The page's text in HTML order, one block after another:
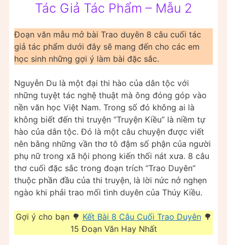
Tác Giả Tác Phẩm – Mẫu 2
Đoạn văn mẫu mở bài Trao duyên 8 câu cuối tác
giả tác phẩm dưới đây sẽ mang đến cho các em
học sinh những gợi ý làm bài đặc sắc.
Nguyễn Du là một đại thi hào của dân tộc với
những tuyệt tác nghệ thuật mà ông đóng góp vào
nền văn học Việt Nam. Trong số đó không ai là
không biết đến thi truyện “Truyện Kiều” là niềm tự
hào của dân tộc. Đó là một câu chuyện được viết
nên bằng những vần thơ tô đậm số phận của người
phụ nữ trong xã hội phong kiến thối nát xưa. 8 câu
thơ cuối đặc sắc trong đoạn trích “Trao Duyên”
thuộc phần đầu của thi truyện, là lời nức nở nghẹn
ngào khi phải trao mối tình duyên của Thúy Kiều.
Gợi ý cho bạn 🌳 Kết Bài 8 Câu Cuối Trao Duyên🌳
15 Đoạn Văn Hay Nhất